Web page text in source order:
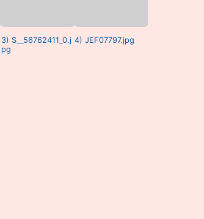
3) S__56762411_0.j
pg
4) JEF07797.jpg